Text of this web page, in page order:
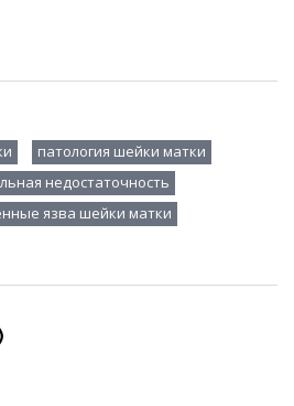
патология шейки матки
недостаточность
язва шейки матки